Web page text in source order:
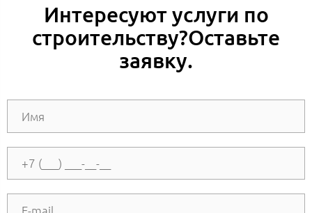
Интересуют услуги по
строительству?Оставьте
заявку.